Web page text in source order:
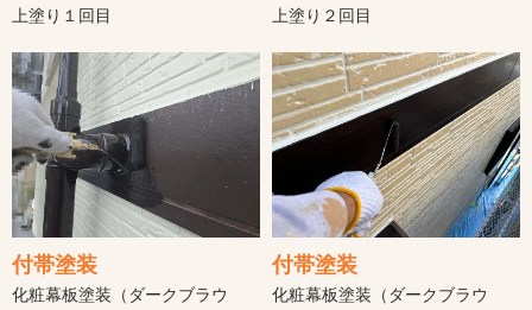
上塗り１回目
上塗り２回目
付帯塗装
化粧幕板塗装（ダークブラウ
付帯塗装
化粧幕板塗装（ダークブラウ